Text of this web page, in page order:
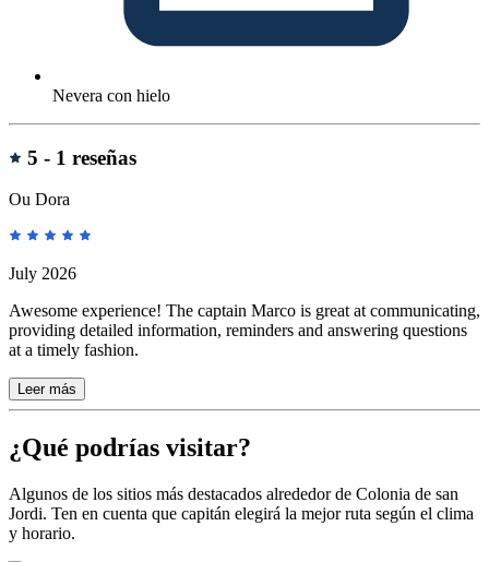
Nevera con hielo
Reseñas
5 - 1 reseñas
Ou Dora
July 2026
Awesome experience! The captain Marco is great at communicating,
providing detailed information, reminders and answering questions
at a timely fashion.
Leer más
¿Qué podrías visitar?
Algunos de los sitios más destacados alrededor de Colonia de san
Jordi. Ten en cuenta que capitán elegirá la mejor ruta según el clima
y horario.